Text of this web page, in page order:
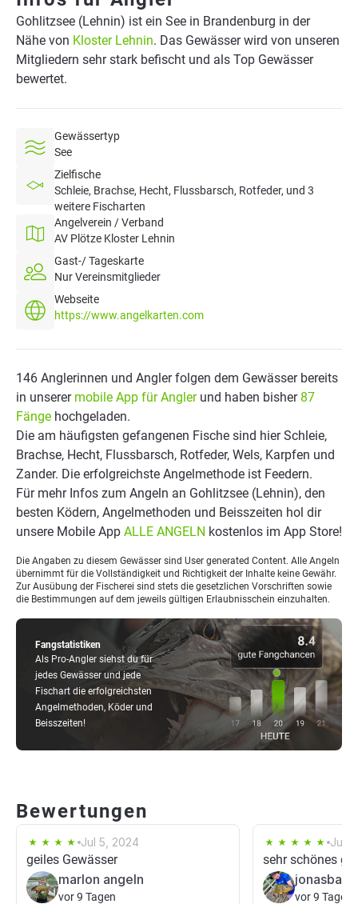
Gohlitzsee (Lehnin) ist ein See in Brandenburg in der
Nähe von Kloster Lehnin. Das Gewässer wird von unseren
Mitgliedern sehr stark befischt und als Top Gewässer
bewertet.
Gewässertyp
See
Zielfische
Schleie, Brachse, Hecht, Flussbarsch, Rotfeder, und 3
weitere Fischarten
Angelverein / Verband
AV Plötze Kloster Lehnin
Gast-/ Tageskarte
Nur Vereinsmitglieder
Webseite
https://www.angelkarten.com
Fangstatistiken
Als Pro-Angler siehst du für
jedes Gewässer und jede
Fischart die erfolgreichsten
Angelmethoden, Köder und
Beisszeiten!
146 Anglerinnen und Angler folgen dem Gewässer bereits
in unserer mobile App für Anglerund haben bisher 87
Fänge hochgeladen.
Die am häufigsten gefangenen Fische sind hier Schleie,
Brachse, Hecht, Flussbarsch, Rotfeder, Wels, Karpfen und
Zander. Die erfolgreichste Angelmethode ist Feedern.
Für mehr Infos zum Angeln an Gohlitzsee (Lehnin), den
besten Ködern, Angelmethoden und Beisszeiten hol dir
unsere Mobile App ALLE ANGELN kostenlos im App Store!
Die Angaben zu diesem Gewässer sind User generated Content. Alle Angeln
übernimmt für die Vollständigkeit und Richtigkeit der Inhalte keine Gewähr.
Zur Ausübung der Fischerei sind stets die gesetzlichen Vorschriften sowie
die Bestimmungen auf dem jeweils gültigen Erlaubnisschein einzuhalten.
Bewertungen
Jul 5, 2024
geiles Gewässer
marlon angeln
vor 9 Tagen
Jun
sehr schönes
vor 9 Tagen